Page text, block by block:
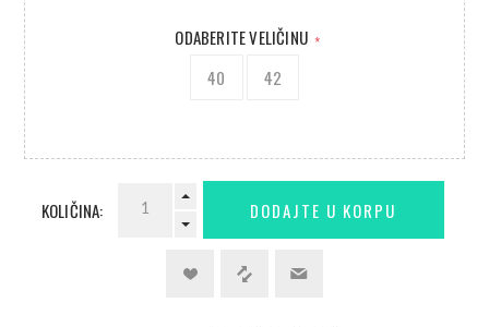
ODABERITE VELIČINU *
40 42
KOLIČINA: